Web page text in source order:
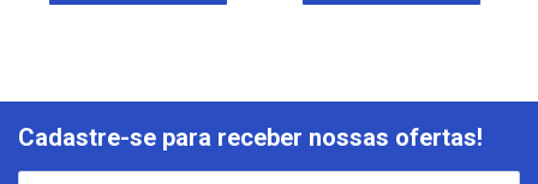
Cadastre-se para receber nossas ofertas!